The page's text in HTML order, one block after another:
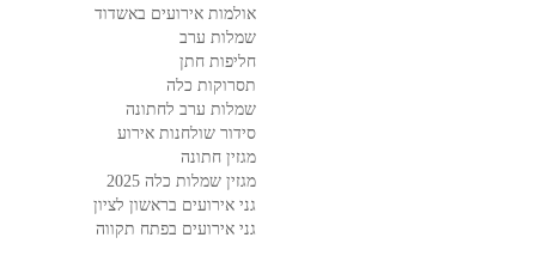
אולמות אירועים באשדוד
שמלות ערב
חליפות חתן
תסרוקות כלה
שמלות ערב לחתונה
סידור שולחנות אירוע
מגזין חתונה
מגזין שמלות כלה 2025
גני אירועים בראשון לציון
גני אירועים בפתח תקווה